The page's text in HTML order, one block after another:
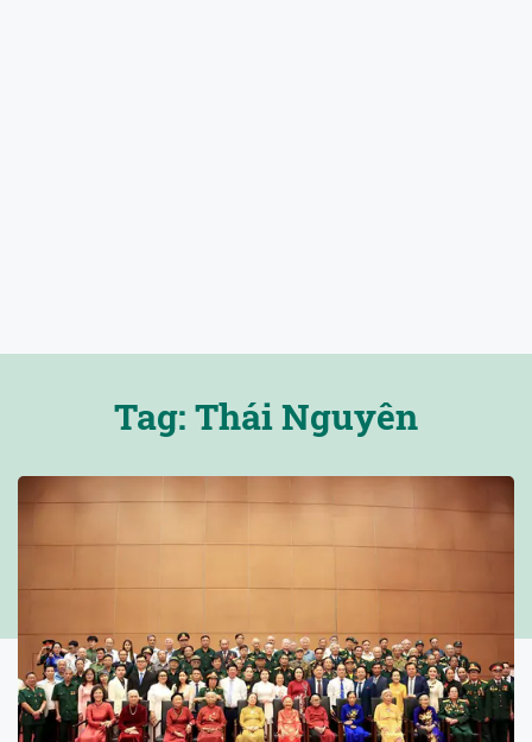
Tag: Thái Nguyên